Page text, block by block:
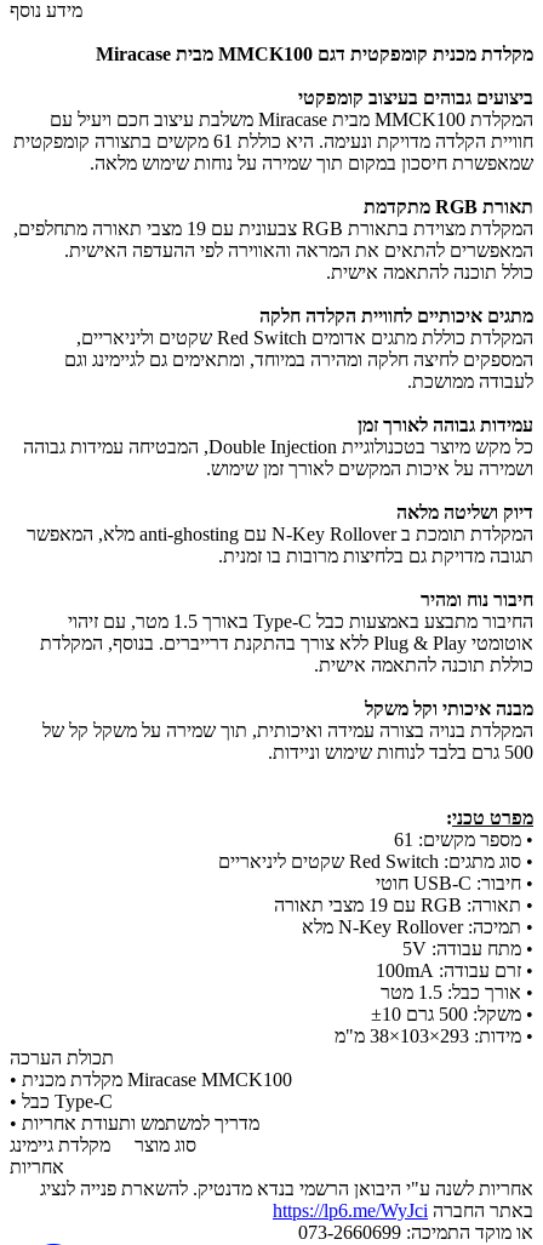
מידע נוסף
מקלדת מכנית קומפקטית דגם MMCK100 מבית Miracase
ביצועים גבוהים בעיצוב קומפקטי
המקלדת MMCK100 מבית Miracase משלבת עיצוב חכם ויעיל עם
חוויית הקלדה מדויקת ונעימה. היא כוללת 61 מקשים בתצורה קומפקטית
שמאפשרת חיסכון במקום תוך שמירה על נוחות שימוש מלאה.
תאורת RGB מתקדמת
המקלדת מצוידת בתאורת RGB צבעונית עם 19 מצבי תאורה מתחלפים,
המאפשרים להתאים את המראה והאווירה לפי ההעדפה האישית.
כולל תוכנה להתאמה אישית.
מתגים איכותיים לחוויית הקלדה חלקה
המקלדת כוללת מתגים אדומים Red Switch שקטים וליניאריים,
המספקים לחיצה חלקה ומהירה במיוחד, ומתאימים גם לגיימינג וגם
לעבודה ממושכת.
עמידות גבוהה לאורך זמן
כל מקש מיוצר בטכנולוגיית Double Injection, המבטיחה עמידות גבוהה
ושמירה על איכות המקשים לאורך זמן שימוש.
דיוק ושליטה מלאה
המקלדת תומכת ב N-Key Rollover עם anti-ghosting מלא, המאפשר
תגובה מדויקת גם בלחיצות מרובות בו זמנית.
חיבור נוח ומהיר
החיבור מתבצע באמצעות כבל Type-C באורך 1.5 מטר, עם זיהוי
אוטומטי Plug & Play ללא צורך בהתקנת דרייברים. בנוסף, המקלדת
כוללת תוכנה להתאמה אישית.
מבנה איכותי וקל משקל
המקלדת בנויה בצורה עמידה ואיכותית, תוך שמירה על משקל קל של
500 גרם בלבד לנוחות שימוש וניידות.
מפרט טכני:
• מספר מקשים: 61
• סוג מתגים: Red Switch שקטים ליניאריים
• חיבור: USB-C חוטי
• תאורה: RGB עם 19 מצבי תאורה
• תמיכה: N-Key Rollover מלא
• מתח עבודה: 5V
• זרם עבודה: 100mA
• אורך כבל: 1.5 מטר
• משקל: 500 גרם ±10
• מידות: 293×103×38 מ"מ
תכולת הערכה
• מקלדת מכנית Miracase MMCK100
• כבל Type-C
• מדריך למשתמש ותעודת אחריות
סוג מוצר מקלדת גיימינג
אחריות
אחריות לשנה ע"י היבואן הרשמי בנדא מדנטיק. להשארת פנייה לנציג
באתר החברה https://lp6.me/WyJci
או מוקד התמיכה: 073-2660699